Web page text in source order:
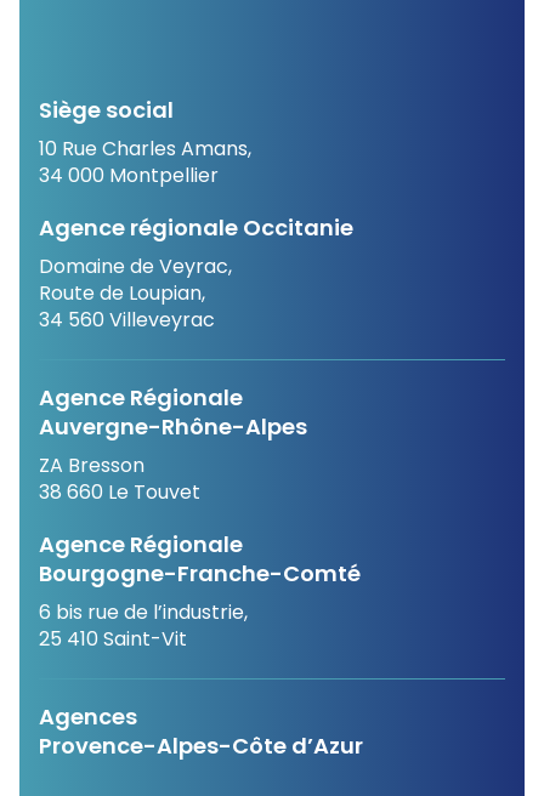
Siège social
10 Rue Charles Amans,
34 000 Montpellier
Agence régionale Occitanie
Domaine de Veyrac,
Route de Loupian,
34 560 Villeveyrac
Agence Régionale
Auvergne-Rhône-Alpes
ZA Bresson
38 660 Le Touvet
Agence Régionale
Bourgogne-Franche-Comté
6 bis rue de l’industrie,
25 410 Saint-Vit
Agences
Provence-Alpes-Côte d’Azur